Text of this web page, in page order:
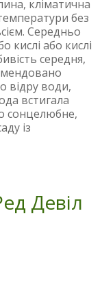
кліматична
без
Середньо
кислі або кислі
середня,
відру води,
встигала
сонцелюбне,
із
Девіл